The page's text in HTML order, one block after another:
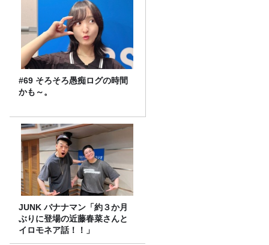
#69 そろそろ愚痴ログの時間
かも～。
JUNK バナナマン「約３か月
ぶりに登場の近藤春菜さんと
イロモネア話！！」